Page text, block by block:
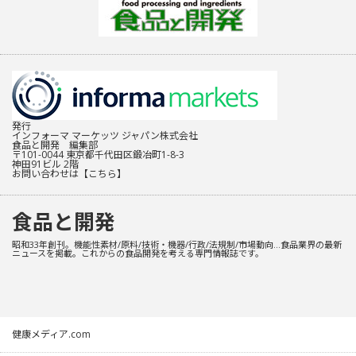
発行
インフォーマ マーケッツ ジャパン株式会社
食品と開発 編集部
〒101-0044 東京都千代田区鍛冶町1-8-3
神田91ビル 2階
お問い合わせは 【こちら】
食品と開発
昭和33年創刊。機能性素材/原料/技術・機器/行政/法規制/市場動向…食品業界の最新
ニュースを掲載。これからの食品開発を考える専門情報誌です。
健康メディア.com